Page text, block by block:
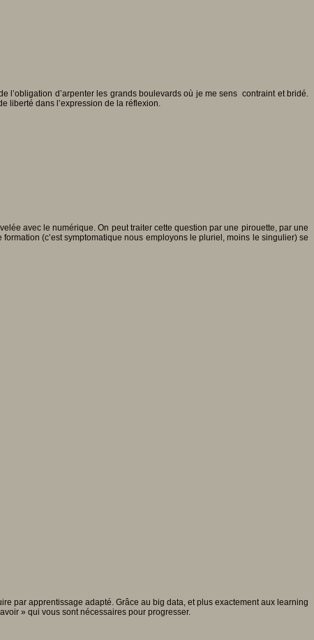
l’obligation d’arpenter les grands boulevards où je me sens contraint et bridé.
liberté dans l’expression de la réflexion.
avec le numérique. On peut traiter cette question par une pirouette, par une
(c’est symptomatique nous employons le pluriel, moins le singulier) se
par apprentissage adapté. Grâce au big data, et plus exactement aux learning
» qui vous sont nécessaires pour progresser.